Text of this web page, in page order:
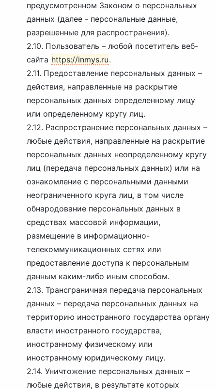
предусмотренном Законом о персональных
данных (далее - персональные данные,
разрешенные для распространения).
2.10. Пользователь – любой посетитель веб-
сайта https://inmys.ru.
2.11. Предоставление персональных данных –
действия, направленные на раскрытие
персональных данных определенному лицу
или определенному кругу лиц.
2.12. Распространение персональных данных –
любые действия, направленные на раскрытие
персональных данных неопределенному кругу
лиц (передача персональных данных) или на
ознакомление с персональными данными
неограниченного круга лиц, в том числе
обнародование персональных данных в
средствах массовой информации,
размещение в информационно-
телекоммуникационных сетях или
предоставление доступа к персональным
данным каким-либо иным способом.
2.13. Трансграничная передача персональных
данных – передача персональных данных на
территорию иностранного государства органу
власти иностранного государства,
иностранному физическому или
иностранному юридическому лицу.
2.14. Уничтожение персональных данных –
любые действия, в результате которых